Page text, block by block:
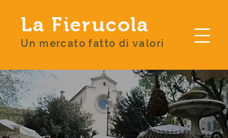
La Fierucola
Un mercato fatto di valori